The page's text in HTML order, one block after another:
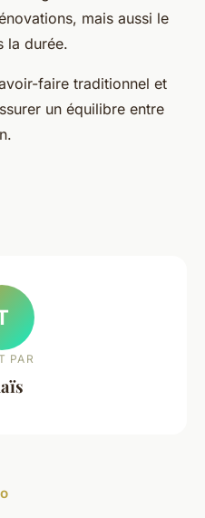
mais aussi le
la durée.
faire traditionnel et
un équilibre entre
PAR